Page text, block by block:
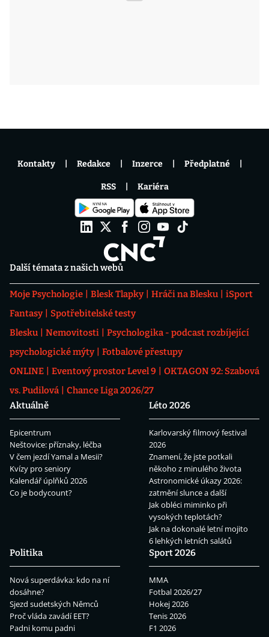
Další témata z našich webů
Moje Psychologie Blesk Tlapky Hráči na Blesku
iSport
Fantasy
Spotřebitelské testy
Blesku
Nemovitosti
Psychologika - podcast rozbíjející
psychologické mýty
Fotbalové přestupy
ONLINE
Eventový prostor Level 9
OKTAGON 92: Szabová
vs. Pudilová
Chance Liga 2026/27
Aktuálně
Epicentrum
Neštovice: příznaky, léčba
V čem jezdí Yamal a Mesii?
Kvízy pro seniory
Kalendář úplňků 2026
Co je bodycount?
Léto 2026
Karlovarský filmový festival
2026
Znamení, že jste potkali
někoho z minulého života
Astronomické úkazy 2026:
zatmění slunce a další
Jak obléci miminko při
vysokých teplotách?
Jak na dokonalé letní mojito
6 lehkých letních salátů
Politika
Nová superdávka: kdo na ní
dosáhne?
Sjezd sudetských Němců
Proč vláda zavádí EET?
Padni komu padni
Sport 2026
MMA
Fotbal 2026/27
Hokej 2026
Tenis 2026
F1 2026
Kontakty Redakce Inzerce Předplatné
RSS Kariéra